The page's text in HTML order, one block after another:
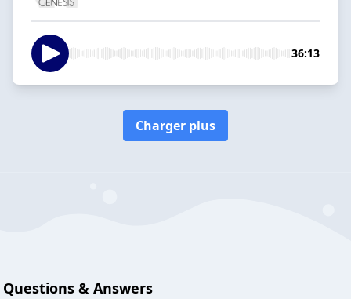
36:13
Charger plus
Questions & Answers